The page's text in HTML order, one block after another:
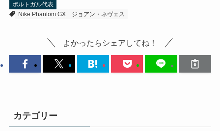
ポルトガル代表
Nike Phantom GX
ジョアン・ネヴェス
よかったらシェアしてね！
カテゴリー